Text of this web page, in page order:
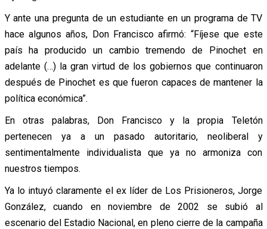
Y ante una pregunta de un estudiante en un programa de TV
hace algunos años, Don Francisco afirmó: “Fíjese que este
país ha producido un cambio tremendo de Pinochet en
adelante (…) la gran virtud de los gobiernos que continuaron
después de Pinochet es que fueron capaces de mantener la
política económica”.
En otras palabras, Don Francisco y la propia Teletón
pertenecen ya a un pasado autoritario, neoliberal y
sentimentalmente individualista que ya no armoniza con
nuestros tiempos.
Ya lo intuyó claramente el ex líder de Los Prisioneros, Jorge
González, cuando en noviembre de 2002 se subió al
escenario del Estadio Nacional, en pleno cierre de la campaña